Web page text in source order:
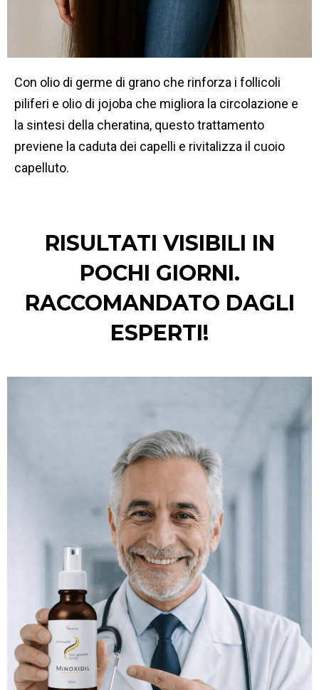
Con olio di germe di grano che rinforza i follicoli
piliferi e olio di jojoba che migliora la circolazione e
la sintesi della cheratina, questo trattamento
previene la caduta dei capelli e rivitalizza il cuoio
capelluto.
RISULTATI VISIBILI IN
POCHI GIORNI.
RACCOMANDATO DAGLI
ESPERTI!